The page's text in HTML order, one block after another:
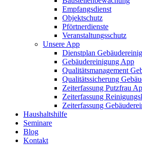
Empfangsdienst
Objektschutz
Pförtnerdienste
Veranstaltungsschutz
Unsere App
Dienstplan
Gebäudereinigung App
Qualitätsmanagement
Qualitätssicherung
Zeiterfassung Putzfrau
Zeiterfassung
Zeiterfassung
Haushaltshilfe
Seminare
Blog
Kontakt